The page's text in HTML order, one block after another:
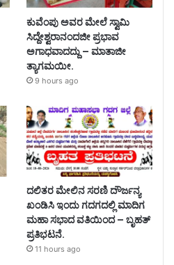
ಕುವೆಂಪು ಅವರ ಮೇಲೆ ಸ್ವಾಮಿ
ಸಿದ್ದೇಶ್ವರಾನಂದಜೀ ಪ್ರಭಾವ
ಅಗಾಧವಾದದ್ದು – ಮಾತಾಜೀ
ತ್ಯಾಗಮಯೀ.
9 hours ago
ದಲಿತರ ಮೇಲಿನ ಸರಣಿ ದೌರ್ಜನ್ಯ
ಖಂಡಿಸಿ ಇಂದು ಗದಗದಲ್ಲಿ ಮಾದಿಗ
ಮಹಾ ಸಭಾದ ವತಿಯಿಂದ – ಬೃಹತ್
ಪ್ರತಿಭಟನೆ.
11 hours ago